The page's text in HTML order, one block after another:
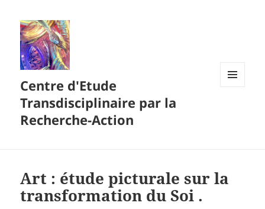
Centre d'Etude
Transdisciplinaire par la
Recherche-Action
Art : étude picturale sur la
transformation du Soi .